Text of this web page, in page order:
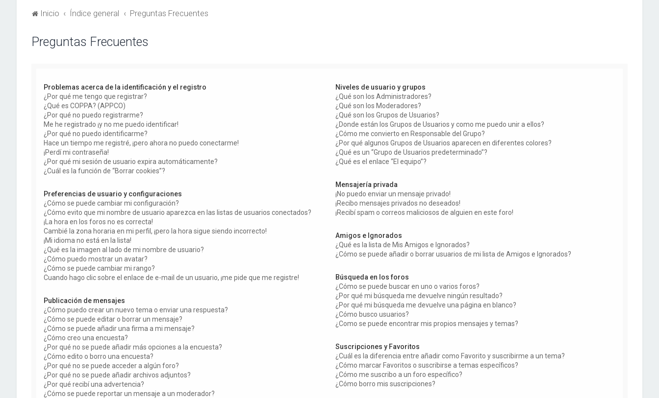
Inicio Índice general Preguntas Frecuentes
Preguntas Frecuentes
Problemas acerca de la identificación y el registro
¿Por qué me tengo que registrar?
¿Qué es COPPA? (APPCO)
¿Por qué no puedo registrarme?
Me he registrado ¡y no me puedo identificar!
¿Por qué no puedo identificarme?
Hace un tiempo me registré, ¡pero ahora no puedo conectarme!
¡Perdí mi contraseña!
¿Por qué mi sesión de usuario expira automáticamente?
¿Cuál es la función de “Borrar cookies”?
Preferencias de usuario y configuraciones
¿Cómo se puede cambiar mi configuración?
¿Cómo evito que mi nombre de usuario aparezca en las listas de usuarios conectados?
¡La hora en los foros no es correcta!
Cambié la zona horaria en mi perfil, ¡pero la hora sigue siendo incorrecto!
¡Mi idioma no está en la lista!
¿Qué es la imagen al lado de mi nombre de usuario?
¿Cómo puedo mostrar un avatar?
¿Cómo se puede cambiar mi rango?
Cuando hago clic sobre el enlace de e-mail de un usuario, ¡me pide que me registre!
Publicación de mensajes
¿Cómo puedo crear un nuevo tema o enviar una respuesta?
¿Cómo se puede editar o borrar un mensaje?
¿Cómo se puede añadir una firma a mi mensaje?
¿Cómo creo una encuesta?
¿Por qué no se puede añadir más opciones a la encuesta?
¿Cómo edito o borro una encuesta?
¿Por qué no se puede acceder a algún foro?
¿Por qué no se puede añadir archivos adjuntos?
¿Por qué recibí una advertencia?
¿Cómo se puede reportar un mensaje a un moderador?
Niveles de usuario y grupos
¿Qué son los Administradores?
¿Qué son los Moderadores?
¿Qué son los Grupos de Usuarios?
¿Donde están los Grupos de Usuarios y como me puedo unir a ellos?
¿Cómo me convierto en Responsable del Grupo?
¿Por qué algunos Grupos de Usuarios aparecen en diferentes colores?
¿Qué es un “Grupo de Usuarios predeterminado”?
¿Qué es el enlace “El equipo”?
Mensajería privada
¡No puedo enviar un mensaje privado!
¡Recibo mensajes privados no deseados!
¡Recibí spam o correos maliciosos de alguien en este foro!
Amigos e Ignorados
¿Qué es la lista de Mis Amigos e Ignorados?
¿Cómo se puede añadir o borrar usuarios de mi lista de Amigos e Ignorados?
Búsqueda en los foros
¿Cómo se puede buscar en uno o varios foros?
¿Por qué mi búsqueda me devuelve ningún resultado?
¿Por qué mi búsqueda me devuelve una página en blanco?
¿Cómo busco usuarios?
¿Como se puede encontrar mis propios mensajes y temas?
Suscripciones y Favoritos
¿Cuál es la diferencia entre añadir como Favorito y suscribirme a un tema?
¿Cómo marcar Favoritos o suscribirse a temas específicos?
¿Cómo me suscribo a un foro específico?
¿Cómo borro mis suscripciones?